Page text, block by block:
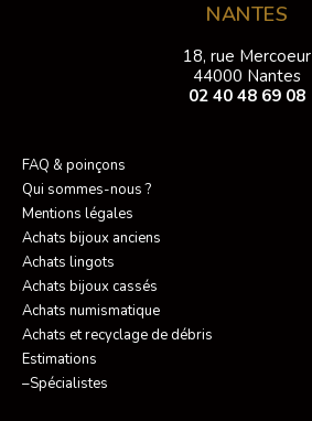
NANTES
18, rue Mercoeur
44000 Nantes
02 40 48 69 08
FAQ & poinçons
Qui sommes-nous ?
Mentions légales
Achats bijoux anciens
Achats lingots
Achats bijoux cassés
Achats numismatique
Achats et recyclage de débris
Estimations
–Spécialistes